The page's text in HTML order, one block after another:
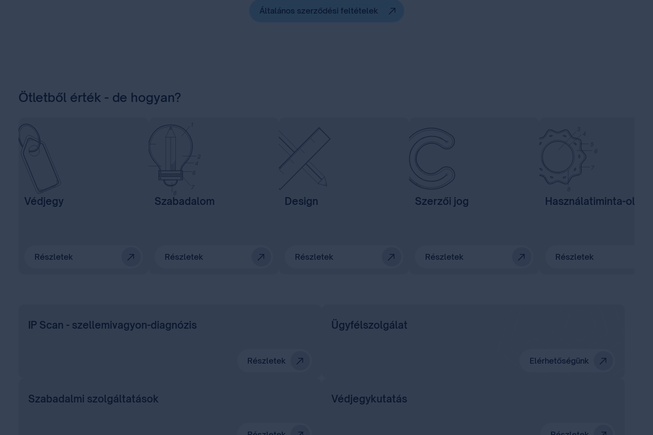
Általános szerződési feltételek
Ötletből érték - de hogyan?
Védjegy
Részletek
Szabadalom
Részletek
Design
Részletek
Szerzői jog
Részletek
Használatiminta-
Részletek
IP Scan - szellemivagyon-diagnózis
Részletek
Ügyfélszolgálat
Elérhetőségünk
Szabadalmi szolgáltatások Védjegykutatás